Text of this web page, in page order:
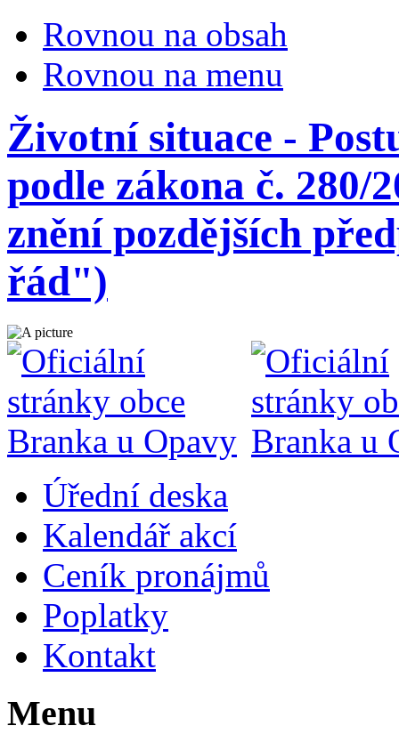
Rovnou na obsah
Rovnou na menu
Životní situace -
podle zákona č. 280/
znění pozdějších
řád")
Úřední deska
Kalendář akcí
Ceník pronájmů
Poplatky
Kontakt
Menu